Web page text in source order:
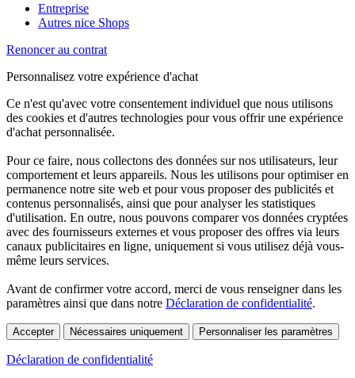
Entreprise
Autres nice Shops
Renoncer au contrat
Personnalisez votre expérience d'achat
Ce n'est qu'avec votre consentement individuel que nous utilisons
des cookies et d'autres technologies pour vous offrir une expérience
d'achat personnalisée.
Pour ce faire, nous collectons des données sur nos utilisateurs, leur
comportement et leurs appareils. Nous les utilisons pour optimiser en
permanence notre site web et pour vous proposer des publicités et
contenus personnalisés, ainsi que pour analyser les statistiques
d'utilisation. En outre, nous pouvons comparer vos données cryptées
avec des fournisseurs externes et vous proposer des offres via leurs
canaux publicitaires en ligne, uniquement si vous utilisez déjà vous-
même leurs services.
Avant de confirmer votre accord, merci de vous renseigner dans les
paramètres ainsi que dans notre Déclaration de confidentialité.
Accepter Nécessaires uniquement Personnaliser les paramètres
Déclaration de confidentialité